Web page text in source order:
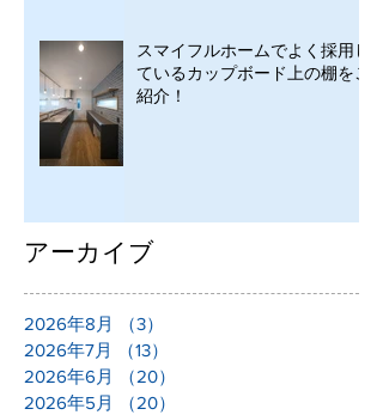
スマイフルホームでよく採用し
ているカップボード上の棚をご
紹介！
アーカイブ
2026年8月 （3）
2026年7月
（13）
2026年6月
（20）
2026年5月
（20）